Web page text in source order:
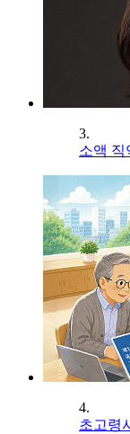
3.
소액 직
4.
초고령